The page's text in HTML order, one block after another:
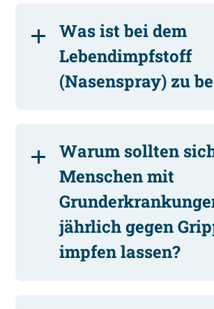
Was ist bei dem
Lebendimpfstoff
(Nasenspray) zu
Warum sollten
Menschen mit
jährlich gegen
impfen lassen?